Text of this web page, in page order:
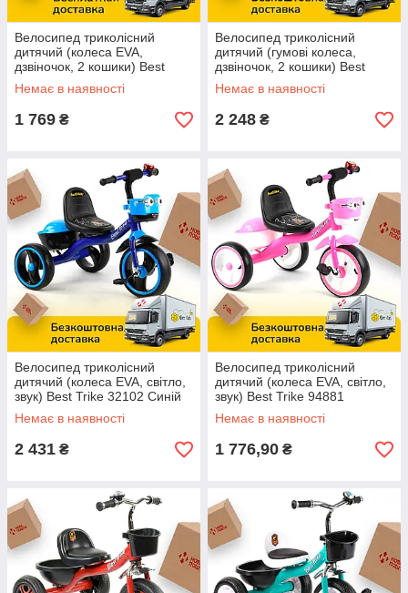
Велосипед триколісний
дитячий (колеса EVA,
дзвіночок, 2 кошики) Best
Trike LM-5207 Помаранчевий
Немає в наявності
1 769 ₴
Велосипед триколісний
дитячий (гумові колеса,
дзвіночок, 2 кошики) Best
Trike BS-1788 Червоний
Немає в наявності
2 248 ₴
Велосипед триколісний
дитячий (колеса EVA, світло,
звук) Best Trike 32102 Синій
Немає в наявності
2 431 ₴
Велосипед триколісний
дитячий (колеса EVA, світло,
звук) Best Trike 94881
Рожевий
Немає в наявності
1 776,90 ₴